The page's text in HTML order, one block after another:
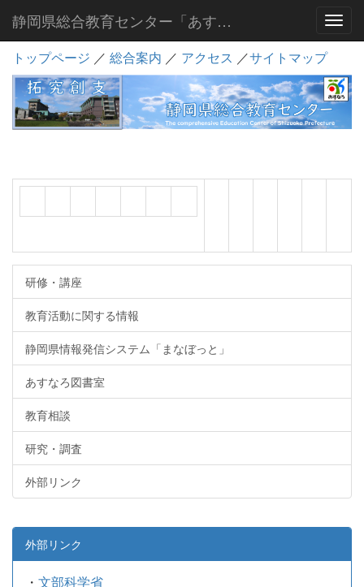
静岡県総合教育センター「あすなろ」
トップページ ／ 総合案内 ／ アクセス ／サイトマップ
研修・講座
教育活動に関する情報
静岡県情報発信システム「まなぼっと」
あすなろ図書室
教育相談
研究・調査
外部リンク
外部リンク
・ 文部科学省